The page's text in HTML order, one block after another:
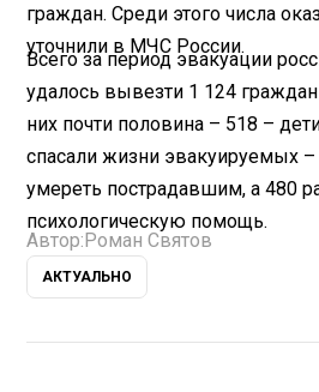
граждан. Среди этого числа
уточнили в МЧС России.
Всего за период эвакуации
удалось вывезти 1 124
них почти половина – 518 –
спасали жизни эвакуируемых
умереть пострадавшим, а 480
психологическую помощь.
Автор: Роман Святов
АКТУАЛЬНО